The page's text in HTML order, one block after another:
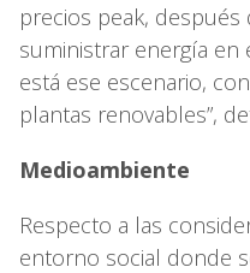
precios peak, después
suministrar energía en
está ese escenario,
plantas renovables”,
Medioambiente
Respecto a las
entorno social donde